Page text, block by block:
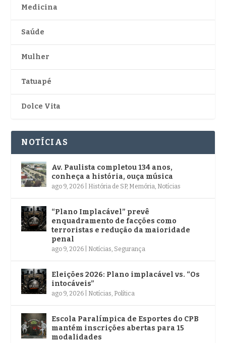
Medicina
Saúde
Mulher
Tatuapé
Dolce Vita
NOTÍCIAS
Av. Paulista completou 134 anos,
conheça a história, ouça música
ago 9, 2026 História de SP, Memória, Notícias
“Plano Implacável” prevê
enquadramento de facções como
terroristas e redução da maioridade
penal
ago 9, 2026 Notícias, Segurança
Eleições 2026: Plano implacável vs. “Os
intocáveis”
ago 9, 2026 Notícias, Política
Escola Paralímpica de Esportes do CPB
mantém inscrições abertas para 15
modalidades